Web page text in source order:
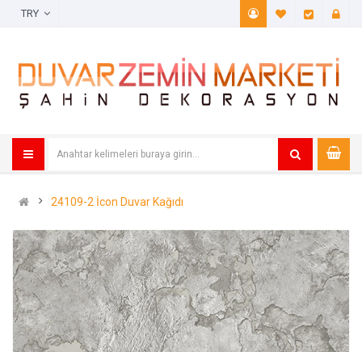
A. Listem
24109-2 İcon Duvar Kağıdı